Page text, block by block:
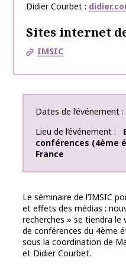
Didier Courbet
Sites internet
IMSIC
Dates de l’événement
Lieu de l’événement
conférences (4ème
France
Le séminaire de l’IMSIC
et effets des médias :
recherches » se tiendra le
de conférences du 4ème
sous la coordination de
et Didier Courbet.